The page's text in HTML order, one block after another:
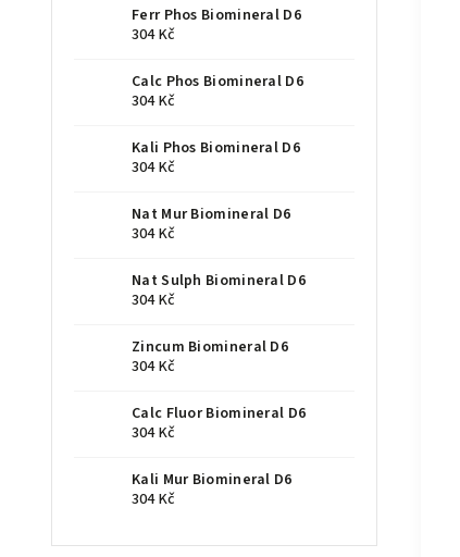
Ferr Phos Biomineral D6
304 Kč
Calc Phos Biomineral D6
304 Kč
Kali Phos Biomineral D6
304 Kč
Nat Mur Biomineral D6
304 Kč
Nat Sulph Biomineral D6
304 Kč
Zincum Biomineral D6
304 Kč
Calc Fluor Biomineral D6
304 Kč
Kali Mur Biomineral D6
304 Kč